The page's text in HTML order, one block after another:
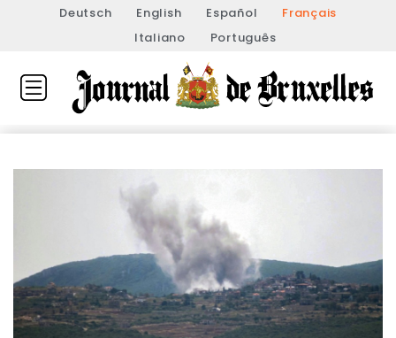
Deutsch English Español
Français
Italiano
Português